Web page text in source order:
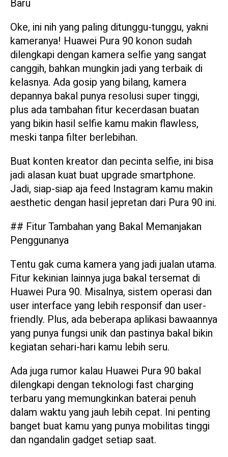
Baru
Oke, ini nih yang paling ditunggu-tunggu, yakni
kameranya! Huawei Pura 90 konon sudah
dilengkapi dengan kamera selfie yang sangat
canggih, bahkan mungkin jadi yang terbaik di
kelasnya. Ada gosip yang bilang, kamera
depannya bakal punya resolusi super tinggi,
plus ada tambahan fitur kecerdasan buatan
yang bikin hasil selfie kamu makin flawless,
meski tanpa filter berlebihan.
Buat konten kreator dan pecinta selfie, ini bisa
jadi alasan kuat buat upgrade smartphone.
Jadi, siap-siap aja feed Instagram kamu makin
aesthetic dengan hasil jepretan dari Pura 90 ini.
## Fitur Tambahan yang Bakal Memanjakan
Penggunanya
Tentu gak cuma kamera yang jadi jualan utama.
Fitur kekinian lainnya juga bakal tersemat di
Huawei Pura 90. Misalnya, sistem operasi dan
user interface yang lebih responsif dan user-
friendly. Plus, ada beberapa aplikasi bawaannya
yang punya fungsi unik dan pastinya bakal bikin
kegiatan sehari-hari kamu lebih seru.
Ada juga rumor kalau Huawei Pura 90 bakal
dilengkapi dengan teknologi fast charging
terbaru yang memungkinkan baterai penuh
dalam waktu yang jauh lebih cepat. Ini penting
banget buat kamu yang punya mobilitas tinggi
dan ngandalin gadget setiap saat.